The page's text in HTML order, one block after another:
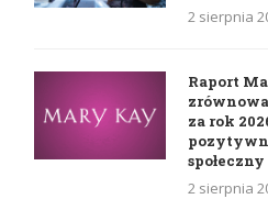
2 sierpnia
Raport
za rok
społeczny
2 sierpnia